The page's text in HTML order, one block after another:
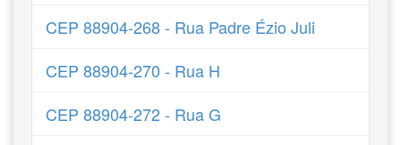
CEP 88904-268 - Rua Padre Ézio Juli
CEP 88904-270 - Rua H
CEP 88904-272 - Rua G